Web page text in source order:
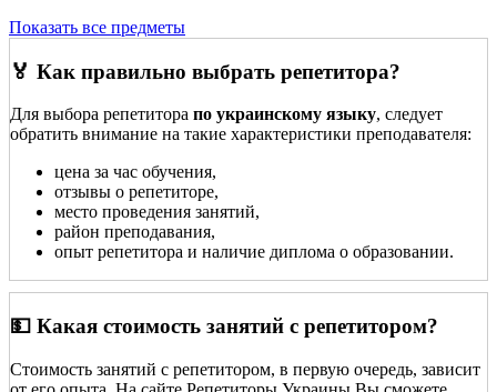
Показать все предметы
🏅 Как правильно выбрать репетитора?
Для выбора репетитора по украинскому языку, следует
обратить внимание на такие характеристики преподавателя:
цена за час обучения,
отзывы о репетиторе,
место проведения занятий,
район преподавания,
опыт репетитора и наличие диплома о образовании.
💵 Какая стоимость занятий с репетитором?
Стоимость занятий с репетитором, в первую очередь, зависит